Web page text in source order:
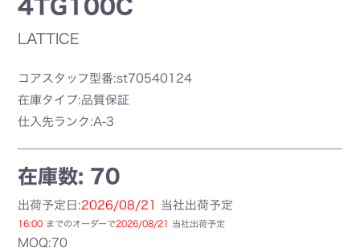
4TG100C
LATTICE
コアスタッフ型番:st70540124
在庫タイプ:品質保証
仕入先ランク:A-3
在庫数: 70
出荷予定日:2026/08/21 当社出荷予定
16:00 までのオーダーで2026/08/21 当社出荷予定
MOQ:70